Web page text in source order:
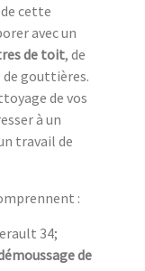
cette
avec un
de toit, de
de gouttières.
de vos
à un
travail de
:
34;
de